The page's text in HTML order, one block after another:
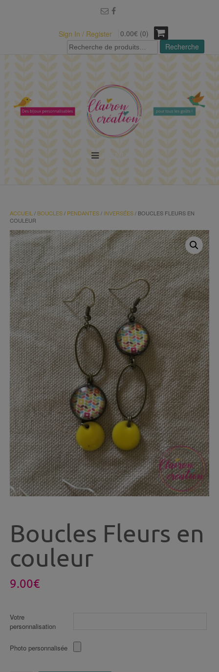
Sign In / Register
0.00€ (0)
Recherche
pour :
Recherche
ACCUEIL / BOUCLES/ PENDANTES/ INVERSÉES/ BOUCLES FLEURS EN
COULEUR
Boucles Fleurs en
couleur
9.00€
Votre
personnalisation
Photo personnalisée